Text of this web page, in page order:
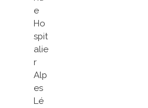
e
Ho
spit
alie
r
Alp
es
Lé